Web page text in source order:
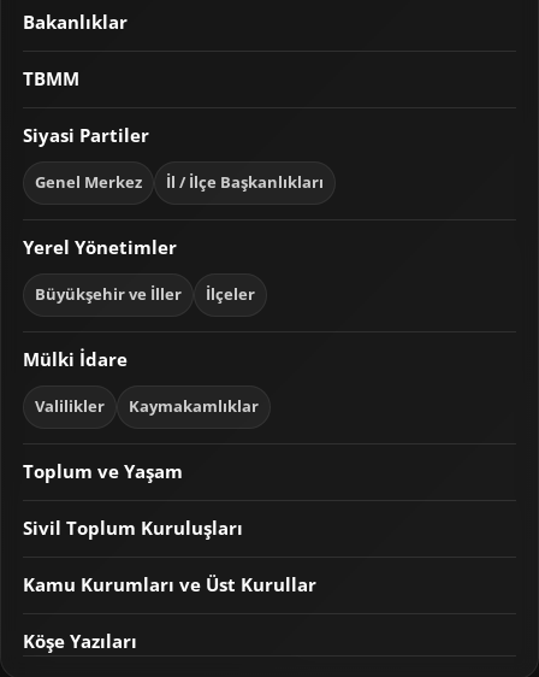
Bakanlıklar
TBMM
Siyasi Partiler
Genel Merkez İl / İlçe Başkanlıkları
Yerel Yönetimler
Büyükşehir ve İller İlçeler
Mülki İdare
Valilikler Kaymakamlıklar
Toplum ve Yaşam
Sivil Toplum Kuruluşları
Kamu Kurumları ve Üst Kurullar
Köşe Yazıları